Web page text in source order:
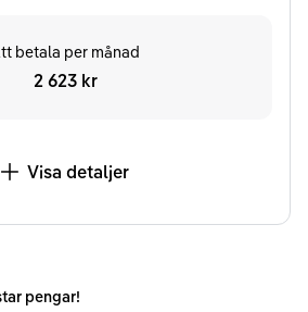
betala per månad
2 623 kr
Visa detaljer
pengar!